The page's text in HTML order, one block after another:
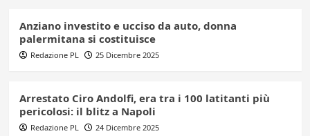
Anziano investito e ucciso da auto, donna
palermitana si costituisce
Redazione PL 25 Dicembre 2025
Arrestato Ciro Andolfi, era tra i 100 latitanti più
pericolosi: il blitz a Napoli
Redazione PL 24 Dicembre 2025